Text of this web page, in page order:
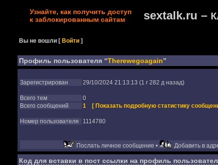
Узнайте, как получить доступ
к заблокированным сайтам
sextalk.ru –
Вы не вошли [Войти ]
Профиль пользователя “Therewegoagain”
Зарегистрирован 29/10/2024 21:13:13 (1 г 282 д назад)
Всего тем
0
Всего сообщений
1 [ Показать подробную статистику
Номер пользователя 1114780
Послать личное сообщение • Добавить в
Код для вставки в пост ссылки на профиль